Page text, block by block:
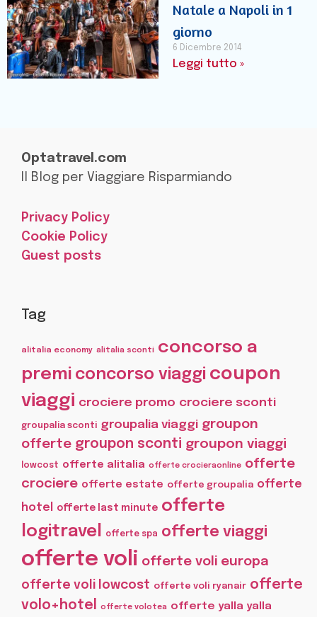
Natale a Napoli in 1
giorno
6 Dicembre 2014
Leggi tutto »
Optatravel.com
Il Blog per Viaggiare Risparmiando
Privacy Policy
Cookie Policy
Guest posts
Tag
alitalia economy alitalia sconti concorso a
premi concorso viaggi coupon
viaggi crociere promo crociere sconti
groupalia sconti groupalia viaggi groupon
offerte groupon sconti groupon viaggi
lowcost offerte alitalia offerte crocieraonline offerte
crociere offerte estate offerte groupalia offerte
hotel
offerte last minute offerte
logitravel
offerte spa offerte viaggi
offerte voli offerte voli europa
offerte voli lowcost offerte voli ryanair offerte
volo+hotel
offerte volotea offerte yalla yalla